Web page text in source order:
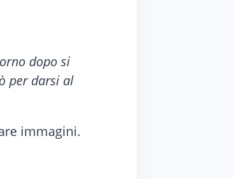
dopo si
per darsi al
immagini.